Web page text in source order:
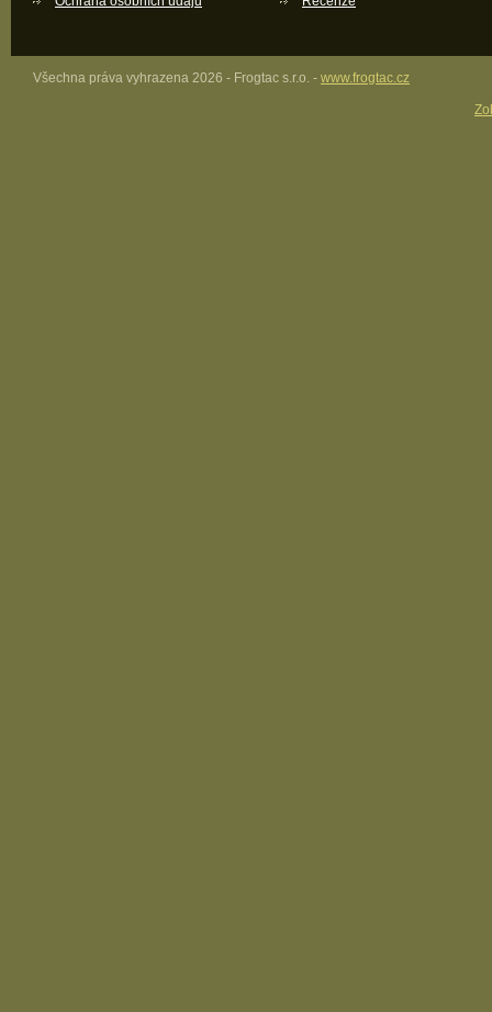
Všechna práva vyhrazena 2026 - Frogtac s.r.o. - www.frogtac.cz